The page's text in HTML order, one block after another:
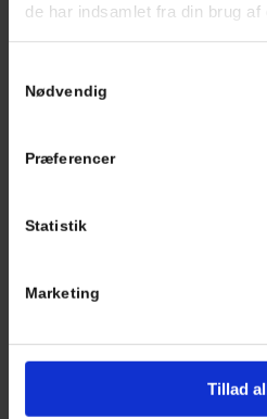
de har indsamlet fra din brug af
Nødvendig
Præferencer
Statistik
Marketing
Tillad
Bestyrelsesmedlem
nielsenjv@hotmail.com
lbpmaskinservice@gmail.com